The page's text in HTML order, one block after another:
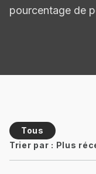
pourcentage de
Tous
Trier par :